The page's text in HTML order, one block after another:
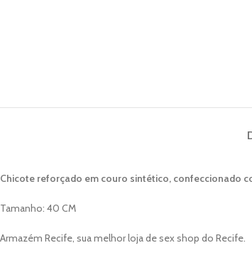
Chicote reforçado em couro sintético, confeccionado
Tamanho: 40 CM
Armazém Recife, sua melhor loja de sex shop do Recife.